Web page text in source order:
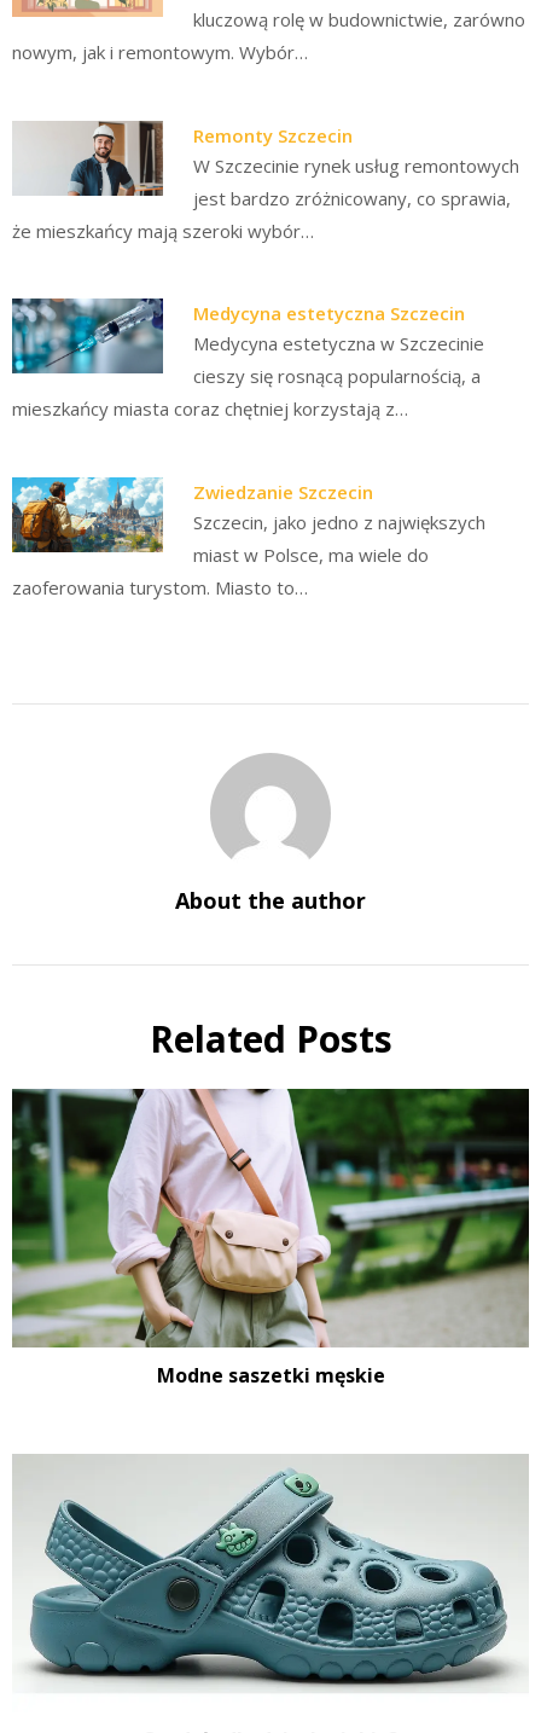
kluczową rolę w budownictwie, zarówno
nowym, jak i remontowym. Wybór…
Remonty Szczecin
W Szczecinie rynek usług remontowych
jest bardzo zróżnicowany, co sprawia,
że mieszkańcy mają szeroki wybór…
Medycyna estetyczna Szczecin
Medycyna estetyczna w Szczecinie
cieszy się rosnącą popularnością, a
mieszkańcy miasta coraz chętniej korzystają z…
Zwiedzanie Szczecin
Szczecin, jako jedno z największych
miast w Polsce, ma wiele do
zaoferowania turystom. Miasto to…
About the author
Related Posts
Modne saszetki męskie